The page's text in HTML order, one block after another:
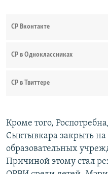
СР Вконтакте
СР в Одноклассниках
СР в Твиттере
Кроме того,
Сыктывкара закрыть на
образовательных
Причиной этому стал